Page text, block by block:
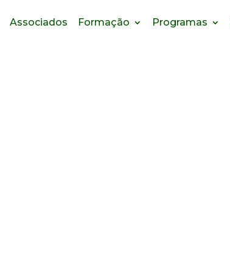
Associados Formação Programas